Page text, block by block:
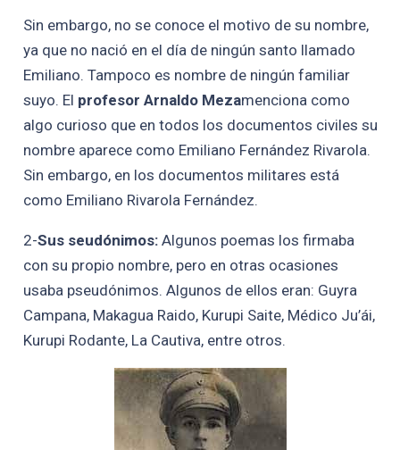
Sin embargo, no se conoce el motivo de su nombre,
ya que no nació en el día de ningún santo llamado
Emiliano. Tampoco es nombre de ningún familiar
suyo. El profesor Arnaldo Mezamenciona como
algo curioso que en todos los documentos civiles su
nombre aparece como Emiliano Fernández Rivarola.
Sin embargo, en los documentos militares está
como Emiliano Rivarola Fernández.
2-Sus seudónimos: Algunos poemas los firmaba
con su propio nombre, pero en otras ocasiones
usaba pseudónimos. Algunos de ellos eran: Guyra
Campana, Makagua Raido, Kurupi Saite, Médico Ju’ái,
Kurupi Rodante, La Cautiva, entre otros.